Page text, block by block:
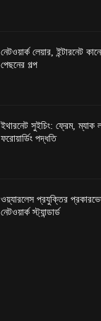
নেটওয়ার্ক লেয়ার, ইন্টারনেট
পেছনের গল্প
ইথারনেট সুইচিং: ফ্রেম, ম্যাক
ফরোয়ার্ডিং পদ্ধতি
ওয়্যারলেস প্রযুক্তির
নেটওয়ার্ক স্ট্যান্ডার্ড